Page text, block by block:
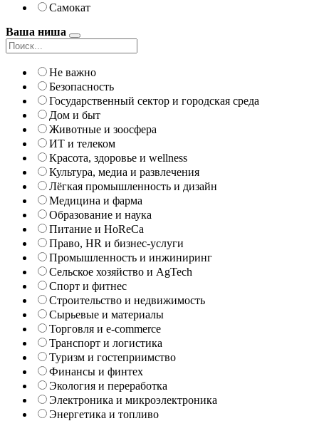
Самокат
Ваша ниша
Не важно
Безопасность
Государственный сектор и городская среда
Дом и быт
Животные и зоосфера
ИТ и телеком
Красота, здоровье и wellness
Культура, медиа и развлечения
Лёгкая промышленность и дизайн
Медицина и фарма
Образование и наука
Питание и HoReCa
Право, HR и бизнес-услуги
Промышленность и инжиниринг
Сельское хозяйство и AgTech
Спорт и фитнес
Строительство и недвижимость
Сырьевые и материалы
Торговля и e-commerce
Транспорт и логистика
Туризм и гостеприимство
Финансы и финтех
Экология и переработка
Электроника и микроэлектроника
Энергетика и топливо